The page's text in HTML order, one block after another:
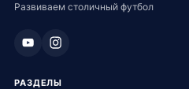
Развиваем столичный футбол
РАЗДЕЛЫ